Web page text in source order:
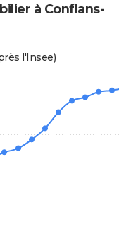
à Conflans-
l'Insee)